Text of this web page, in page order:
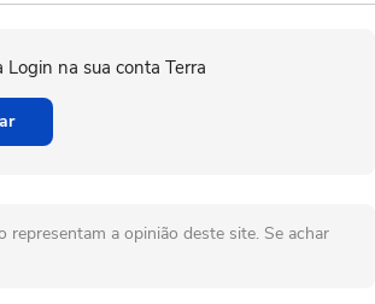
na sua conta Terra
representam a opinião deste site. Se achar